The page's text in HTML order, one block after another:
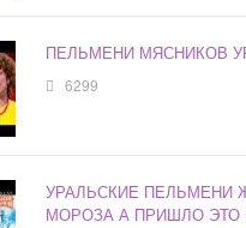
ПЕЛЬМЕНИ МЯСНИКОВ
6299
УРАЛЬСКИЕ ПЕЛЬМЕНИ
МОРОЗА А ПРИШЛО ЭТО